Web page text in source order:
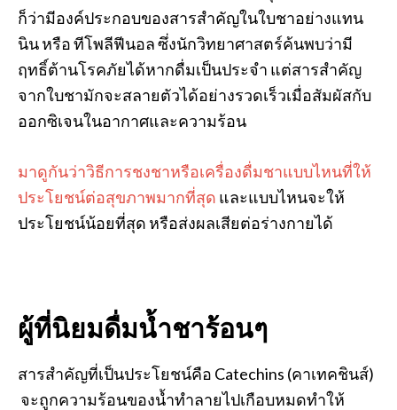
ก็ว่ามีองค์ประกอบของสารสำคัญในใบชาอย่างแทน
นิน หรือ ทีโพลีฟีนอล ซึ่งนักวิทยาศาสตร์ค้นพบว่ามี
ฤทธิ์ต้านโรคภัยได้หากดื่มเป็นประจำ แต่สารสำคัญ
จากใบชามักจะสลายตัวได้อย่างรวดเร็วเมื่อสัมผัสกับ
ออกซิเจนในอากาศและความร้อน
มาดูกันว่าวิธีการชงชาหรือเครื่องดื่มชาแบบไหนที่ให้
ประโยชน์ต่อสุขภาพมากที่สุด และแบบไหนจะให้
ประโยชน์น้อยที่สุด หรือส่งผลเสียต่อร่างกายได้
ผู้ที่นิยมดื่มน้ำชาร้อนๆ
สารสำคัญที่เป็นประโยชน์คือ Catechins (คาเทคชินส์)
จะถูกความร้อนของน้ำทำลายไปเกือบหมดทำให้